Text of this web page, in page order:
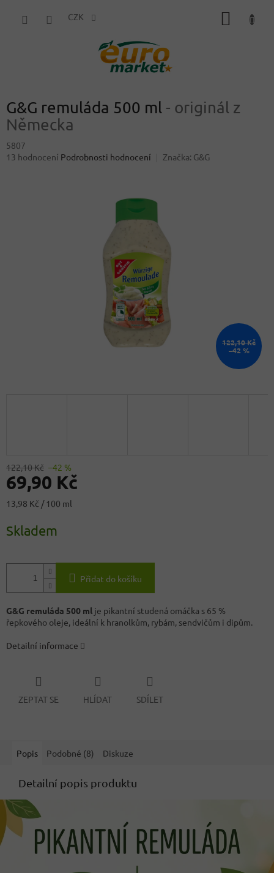
CZK
G&G remuláda 500 ml - originál z
Německa
5807
Průměrné
13 hodnocení Podrobnosti hodnocení Značka: G&G
122,10 Kč
–42 %
122,10 Kč –42 %
69,90 Kč
Měrná
13,98 Kč / 100 ml
Skladem
Přidat do košíku
G&G remuláda 500 ml je pikantní studená omáčka s 65 %
řepkového oleje, ideální k hranolkům, rybám, sendvičům i dipům.
Detailní informace
ZEPTAT SE HLÍDAT SDÍLET
Popis Podobné (8) Diskuze
Detailní popis produktu